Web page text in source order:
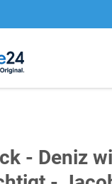
- Deniz